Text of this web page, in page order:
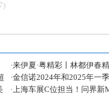
·来伊夏·粤精彩丨林都伊春
圳！
·金信诺2024年和2025年一
增长，创新成果显著
·上海车展C位担当！问界新